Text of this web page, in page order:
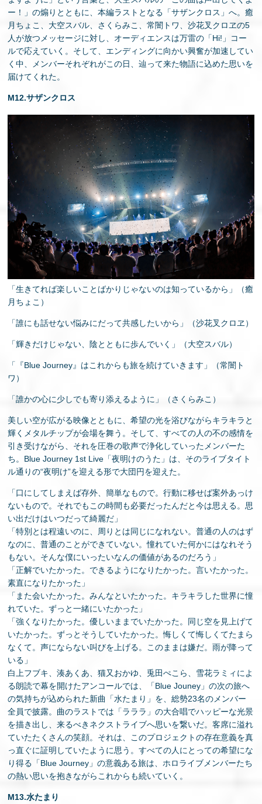
ー！」の煽りとともに、本編ラストとなる「サザンクロス」へ。癒
月ちょこ、大空スバル、さくらみこ、常闇トワ、沙花叉クロヱの5
人が放つメッセージに対し、オーディエンスは万雷の「Hi!」コー
ルで応えていく。そして、エンディングに向かい興奮が加速してい
く中、メンバーそれぞれがこの日、辿って来た物語に込めた思いを
届けてくれた。
M12.サザンクロス
「生きてれば楽しいことばかりじゃないのは知っているから」（癒
月ちょこ）
「誰にも話せない悩みにだって共感したいから」（沙花叉クロヱ）
「輝きだけじゃない、陰とともに歩んでいく」（大空スバル）
「『Blue Journey』はこれからも旅を続けていきます」（常闇ト
ワ）
「誰かの心に少しでも寄り添えるように」（さくらみこ）
美しい空が広がる映像とともに、希望の光を浴びながらキラキラと
輝くメタルチップが会場を舞う。そして、すべての人の不の感情を
引き受けながら、それを圧巻の歌声で浄化していったメンバーた
ち。Blue Journey 1st Live「夜明けのうた」は、そのライブタイト
ル通りの“夜明け”を迎える形で大団円を迎えた。
「口にしてしまえば存外、簡単なもので。行動に移せば案外あっけ
ないもので。それでもこの時間も必要だったんだと今は思える。思
い出だけはいつだって綺麗だ」
「特別とは程遠いのに、周りとは同じになれない。普通の人のはず
なのに、普通のことができていない。憧れていた何かにはなれそう
もない。そんな僕にいったいなんの価値があるのだろう」
「正解でいたかった。できるようになりたかった。言いたかった。
素直になりたかった」
「また会いたかった。みんなといたかった。キラキラした世界に憧
れていた。ずっと一緒にいたかった」
「強くなりたかった。優しいままでいたかった。同じ空を見上げて
いたかった。ずっとそうしていたかった。悔しくて悔しくてたまら
なくて。声にならない叫びを上げる。このままは嫌だ。雨が降って
いる」
白上フブキ、湊あくあ、猫又おかゆ、兎田ぺこら、雪花ラミィによ
る朗読で幕を開けたアンコールでは、「Blue Jouney」の次の旅へ
の気持ちが込められた新曲「水たまり」を、総勢23名のメンバー
全員で披露。曲のラストでは「ラララ」の大合唱でハッピーな光景
を描き出し、来るべきネクストライブへ思いを繋いだ。客席に溢れ
ていたたくさんの笑顔。それは、このプロジェクトの存在意義を真
っ直ぐに証明していたように思う。すべての人にとっての希望にな
り得る「Blue Journey」の意義ある旅は、ホロライブメンバーたち
の熱い思いを抱きながらこれからも続いていく。
M13.水たまり